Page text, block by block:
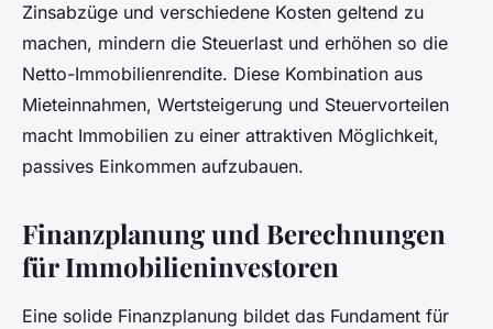
Zinsabzüge und verschiedene Kosten geltend zu
machen, mindern die Steuerlast und erhöhen so die
Netto-Immobilienrendite. Diese Kombination aus
Mieteinnahmen, Wertsteigerung und Steuervorteilen
macht Immobilien zu einer attraktiven Möglichkeit,
passives Einkommen aufzubauen.
Finanzplanung und Berechnungen
für Immobilieninvestoren
Eine solide Finanzplanung bildet das Fundament für